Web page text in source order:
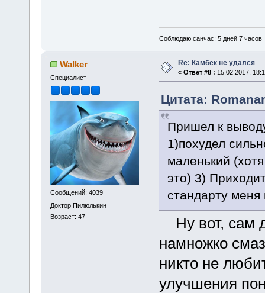
Соблюдаю санчас: 5 дней 7 часов
Walker
Специалист
Сообщений: 4039
Доктор Пилюлькин
Возраст: 47
Re: Камбек не удался
« Ответ #8 : 15.02.2017,
Цитата:
Пришел к
1)похудел
маленький
это) 3)
стандарту меня
Ну вот, сам
намножко
никто не
улучшения